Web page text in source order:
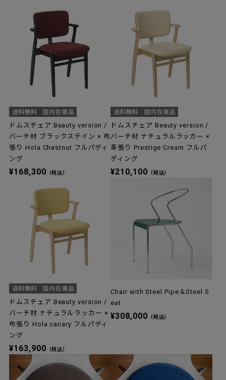
ドムスチェア Beauty version /
バーチ材 ブラックステイン × 布
張り Hola Chestnut フルパディ
ング
¥168,300 （税込）
ドムスチェア Beauty version /
バーチ材 ナチュラルラッカー ×
革張り Prestige Cream フルパ
ディング
¥210,100 （税込）
ドムスチェア Beauty version /
バーチ材 ナチュラルラッカー ×
布張り Hola canary フルパディ
ング
¥163,900 （税込）
Chair with Steel Pipe＆Steel S
eat
¥308,000 （税込）